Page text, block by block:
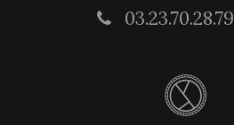
03.23.70.28.79